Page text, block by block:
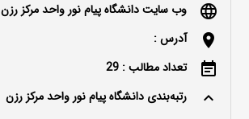
language وب سایت دانشگاه پیام نور واحد مرکز رزن
location_on آدرس :
event_note تعداد مطالب : 29
keyboard_arrow_up رتبه‌بندی دانشگاه پیام نور واحد مرکز رزن